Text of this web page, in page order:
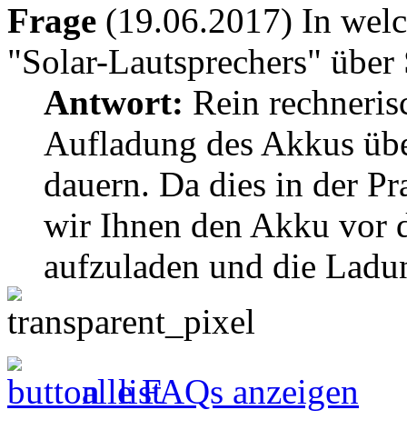
Frage (19.06.2017) In
"Solar-Lautsprechers"
Antwort: Rein
Aufladung des Akkus
dauern. Da dies in der
wir Ihnen den Akku vor
aufzuladen und die
alle FAQs anzeigen